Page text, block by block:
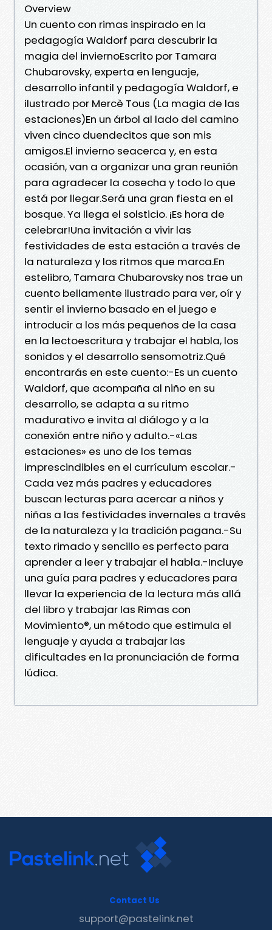
Overview
Un cuento con rimas inspirado en la
pedagogía Waldorf para descubrir la
magia del inviernoEscrito por Tamara
Chubarovsky, experta en lenguaje,
desarrollo infantil y pedagogía Waldorf, e
ilustrado por Mercè Tous (La magia de las
estaciones)En un árbol al lado del camino
viven cinco duendecitos que son mis
amigos.El invierno seacerca y, en esta
ocasión, van a organizar una gran reunión
para agradecer la cosecha y todo lo que
está por llegar.Será una gran fiesta en el
bosque. Ya llega el solsticio. ¡Es hora de
celebrar!Una invitación a vivir las
festividades de esta estación a través de
la naturaleza y los ritmos que marca.En
estelibro, Tamara Chubarovsky nos trae un
cuento bellamente ilustrado para ver, oír y
sentir el invierno basado en el juego e
introducir a los más pequeños de la casa
en la lectoescritura y trabajar el habla, los
sonidos y el desarrollo sensomotriz.Qué
encontrarás en este cuento:-Es un cuento
Waldorf, que acompaña al niño en su
desarrollo, se adapta a su ritmo
madurativo e invita al diálogo y a la
conexión entre niño y adulto.-«Las
estaciones» es uno de los temas
imprescindibles en el currículum escolar.-
Cada vez más padres y educadores
buscan lecturas para acercar a niños y
niñas a las festividades invernales a través
de la naturaleza y la tradición pagana.-Su
texto rimado y sencillo es perfecto para
aprender a leer y trabajar el habla.-Incluye
una guía para padres y educadores para
llevar la experiencia de la lectura más allá
del libro y trabajar las Rimas con
Movimiento®, un método que estimula el
lenguaje y ayuda a trabajar las
dificultades en la pronunciación de forma
lúdica.
Contact Us
support@pastelink.net